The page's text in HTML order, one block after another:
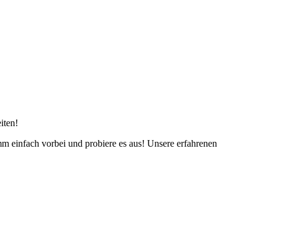
einfach vorbei und probiere es aus! Unsere erfahrenen